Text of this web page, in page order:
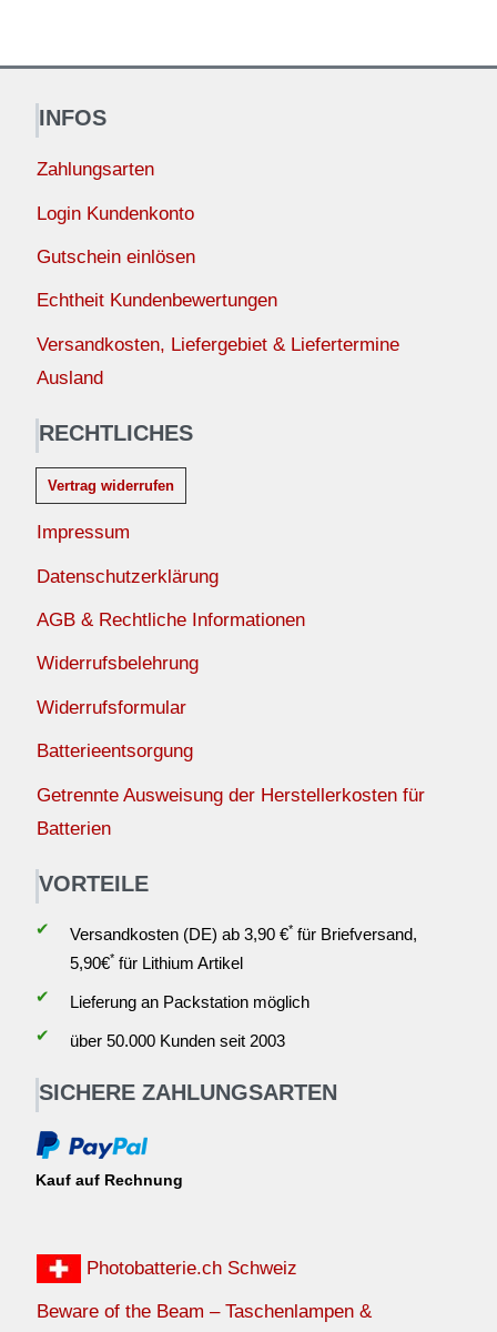
INFOS
Zahlungsarten
Login Kundenkonto
Gutschein einlösen
Echtheit Kundenbewertungen
Versandkosten, Liefergebiet & Liefertermine
Ausland
RECHTLICHES
Vertrag widerrufen
Impressum
Datenschutzerklärung
AGB & Rechtliche Informationen
Widerrufsbelehrung
Widerrufsformular
Batterieentsorgung
Getrennte Ausweisung der Herstellerkosten für
Batterien
VORTEILE
✔ Versandkosten (DE) ab 3,90 €*für Briefversand,
5,90€*für Lithium Artikel
✔
Lieferung an Packstation möglich
✔
über 50.000 Kunden seit 2003
SICHERE ZAHLUNGSARTEN
Kauf auf Rechnung
Photobatterie.ch Schweiz
Beware of the Beam – Taschenlampen &